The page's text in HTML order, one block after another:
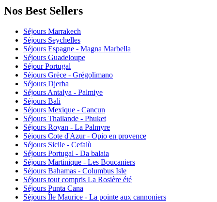
Nos Best Sellers
Séjours Marrakech
Séjours Seychelles
Séjours Espagne - Magna Marbella
Séjours Guadeloupe
Séjour Portugal
Séjours Grèce - Grégolimano
Séjours Djerba
Séjours Antalya - Palmiye
Séjours Bali
Séjours Mexique - Cancun
Séjours Thailande - Phuket
Séjours Royan - La Palmyre
Séjours Cote d'Azur - Opio en provence
Séjours Sicile - Cefalù
Séjours Portugal - Da balaia
Séjours Martinique - Les Boucaniers
Séjours Bahamas - Columbus Isle
Séjours tout compris La Rosière été
Séjours Punta Cana
Séjours Île Maurice - La pointe aux cannoniers